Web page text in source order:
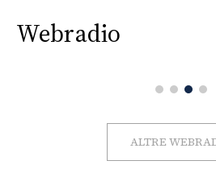
Webradio
ALTRE